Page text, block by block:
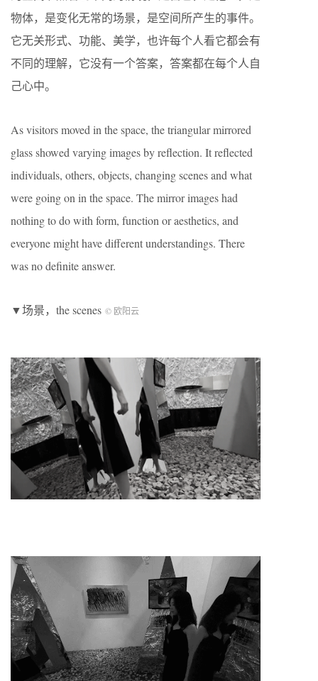
物体，是变化无常的场景，是空间所产生的事件。
它无关形式、功能、美学，也许每个人看它都会有
不同的理解，它没有一个答案，答案都在每个人自
己心中。
As visitors moved in the space, the triangular mirrored
glass showed varying images by reflection. It reflected
individuals, others, objects, changing scenes and what
were going on in the space. The mirror images had
nothing to do with form, function or aesthetics, and
everyone might have different understandings. There
was no definite answer.
▼场景，the scenes © 欧阳云